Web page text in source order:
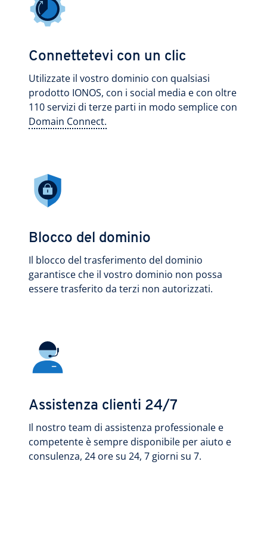
Connettetevi con un clic
Utilizzate il vostro dominio con qualsiasi
prodotto IONOS, con i social media e con oltre
110 servizi di terze parti in modo semplice con
Domain Connect.
Blocco del dominio
Il blocco del trasferimento del dominio
garantisce che il vostro dominio non possa
essere trasferito da terzi non autorizzati.
Assistenza clienti 24/7
Il nostro team di assistenza professionale e
competente è sempre disponibile per aiuto e
consulenza, 24 ore su 24, 7 giorni su 7.